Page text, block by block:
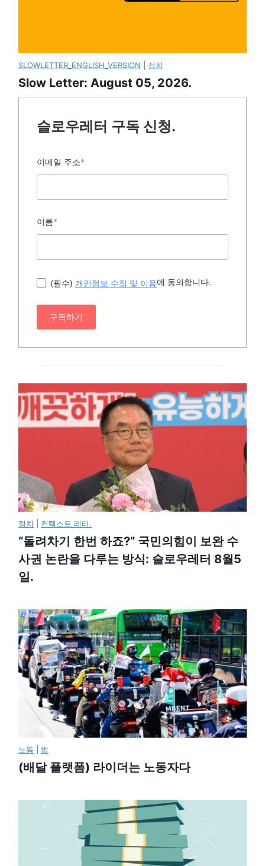
SLOWLETTER_ENGLISH_VERSION 정치
Slow Letter: August 05, 2026.
슬로우레터 구독 신청.
이메일 주소*
이름*
(필수) 개인정보 수집 및 이용에 동의합니다.
구독하기
정치 컨텍스트 레터.
“돌려차기 한번 하죠?” 국민의힘이 보완 수
사권 논란을 다루는 방식: 슬로우레터 8월5
일.
노동 법
(배달 플랫폼) 라이더는 노동자다